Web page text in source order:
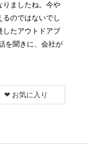
りましたね。今や
のではないでし
したアウトドアブ
を聞きに、会社が
❤︎ お気に入り